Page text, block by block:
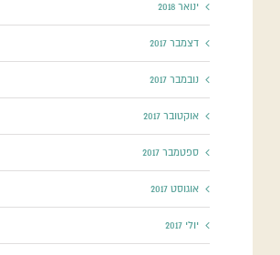
ינואר 2018
דצמבר 2017
נובמבר 2017
אוקטובר 2017
ספטמבר 2017
אוגוסט 2017
יולי 2017